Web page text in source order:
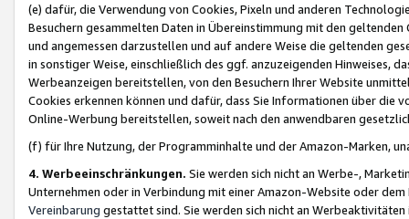
(e) dafür, die Verwendung von Cookies, Pixeln und anderen
Besuchern gesammelten Daten in Übereinstimmung mit den
und angemessen darzustellen und auf andere Weise die geltenden
in sonstiger Weise, einschließlich des ggf. anzuzeigenden Hinweises,
Werbeanzeigen bereitstellen, von den Besuchern Ihrer Website
Cookies erkennen können und dafür, dass Sie Informationen über die
Online-Werbung bereitstellen, soweit nach den anwendbaren
(f) für Ihre Nutzung, der Programminhalte und der Amazon-Marken,
4. Werbeeinschränkungen. Sie werden sich nicht an Werbe-,
Unternehmen oder in Verbindung mit einer Amazon-Website oder
Vereinbarung gestattet sind. Sie werden sich nicht an